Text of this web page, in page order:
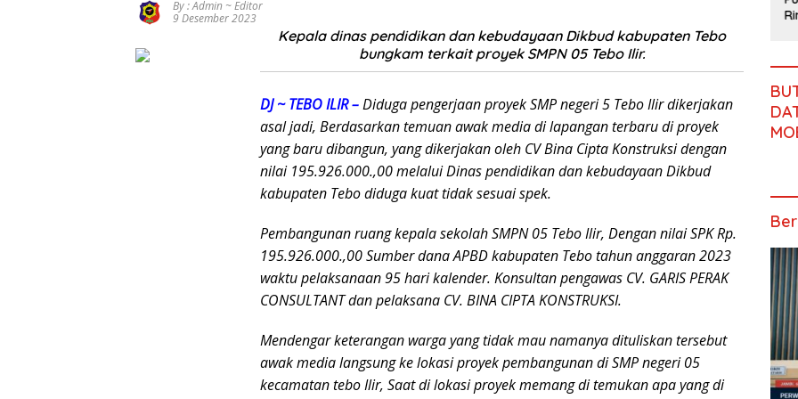
By : Admin ~ Editor
9 Desember 2023
Kepala dinas pendidikan dan kebudayaan Dikbud kabupaten Tebo
bungkam terkait proyek SMPN 05 Tebo Ilir.
DJ ~ TEBO ILIR –Diduga pengerjaan proyek SMP negeri 5 Tebo Ilir dikerjakan
asal jadi, Berdasarkan temuan awak media di lapangan terbaru di proyek
yang baru dibangun, yang dikerjakan oleh CV Bina Cipta Konstruksi dengan
nilai 195.926.000.,00 melalui Dinas pendidikan dan kebudayaan Dikbud
kabupaten Tebo diduga kuat tidak sesuai spek.
Pembangunan ruang kepala sekolah SMPN 05 Tebo Ilir, Dengan nilai SPK Rp.
195.926.000.,00 Sumber dana APBD kabupaten Tebo tahun anggaran 2023
waktu pelaksanaan 95 hari kalender. Konsultan pengawas CV. GARIS PERAK
CONSULTANT dan pelaksana CV. BINA CIPTA KONSTRUKSI.
Mendengar keterangan warga yang tidak mau namanya dituliskan tersebut
awak media langsung ke lokasi proyek pembangunan di SMP negeri 05
kecamatan tebo Ilir, Saat di lokasi proyek memang di temukan apa yang di
Rimbo
Makanan
Segar dan
Berbahan
Baku Baru
Jambi Soal
Kasus Rp2,1
Miliar PUPR
Generasi
Bangsa
Pelatihan
Paskibraka,
Beri
dan
Perlengkap
an Latihan
2026 Jadi
Momentum
Promosi
Anggaran
Jalan
Pintas